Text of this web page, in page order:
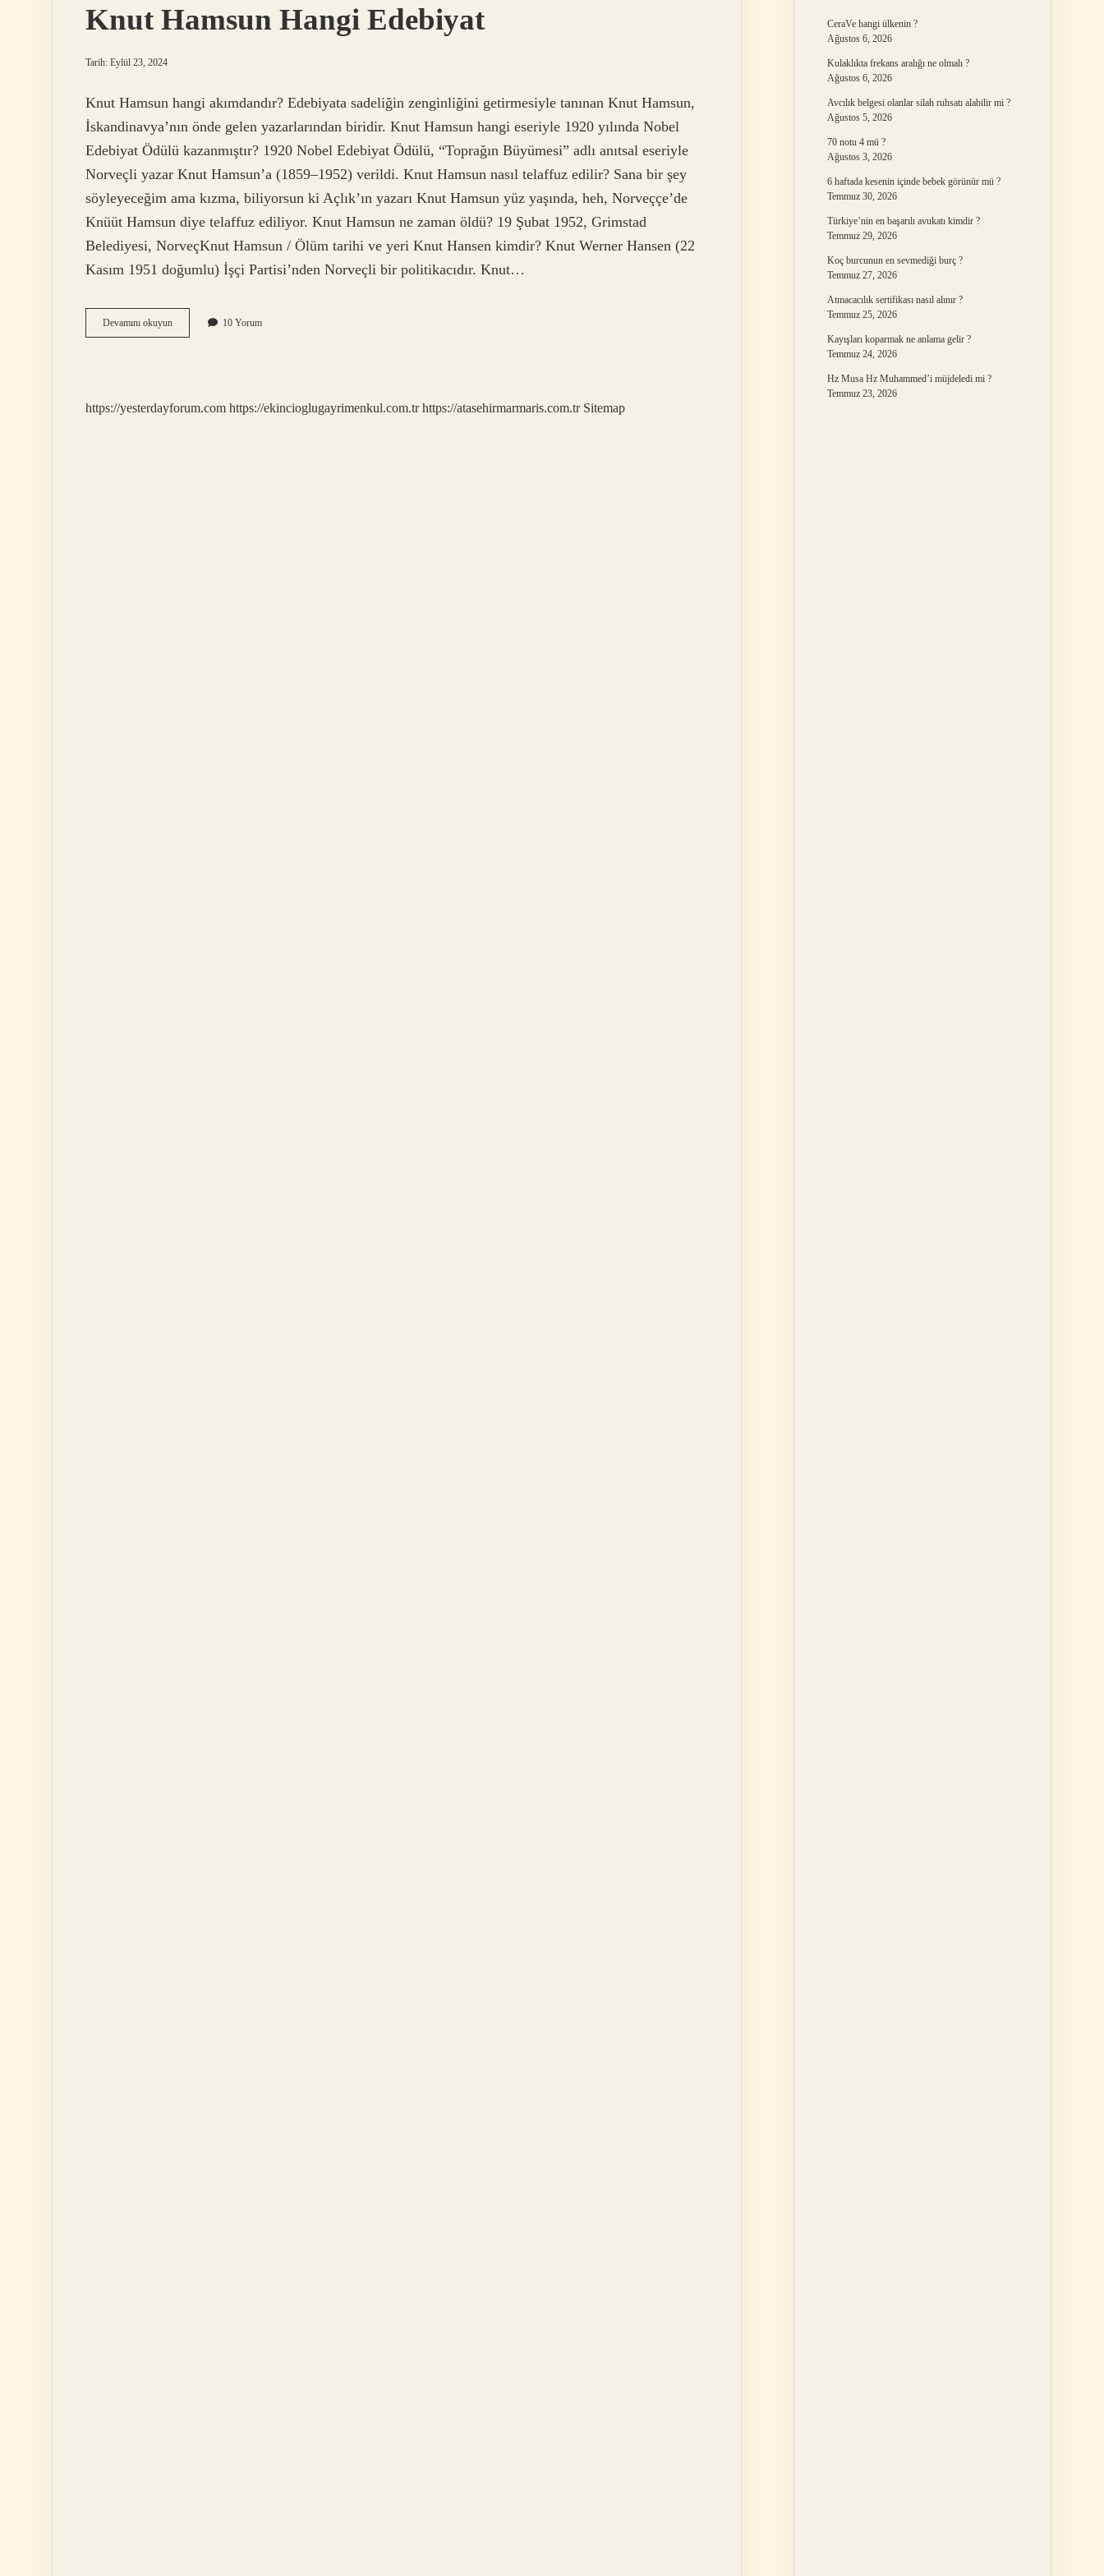
Knut Hamsun Hangi Edebiyat
Tarih: Eylül 23, 2024
Knut Hamsun hangi akımdandır? Edebiyata sadeliğin zenginliğini getirmesiyle tanınan Knut Hamsun,
İskandinavya’nın önde gelen yazarlarından biridir. Knut Hamsun hangi eseriyle 1920 yılında Nobel
Edebiyat Ödülü kazanmıştır? 1920 Nobel Edebiyat Ödülü, “Toprağın Büyümesi” adlı anıtsal eseriyle
Norveçli yazar Knut Hamsun’a (1859–1952) verildi. Knut Hamsun nasıl telaffuz edilir? Sana bir şey
söyleyeceğim ama kızma, biliyorsun ki Açlık’ın yazarı Knut Hamsun yüz yaşında, heh, Norveççe’de
Knüüt Hamsun diye telaffuz ediliyor. Knut Hamsun ne zaman öldü? 19 Şubat 1952, Grimstad
Belediyesi, NorveçKnut Hamsun / Ölüm tarihi ve yeri Knut Hansen kimdir? Knut Werner Hansen (22
Kasım 1951 doğumlu) İşçi Partisi’nden Norveçli bir politikacıdır. Knut…
Devamını okuyunKnut
Hamsun
10 Yorum
https://yesterdayforum.com https://ekincioglugayrimenkul.com.tr https://atasehirmarmaris.com.tr Sitemap
CeraVe hangi ülkenin ?
Ağustos 6, 2026
Kulaklıkta frekans aralığı ne olmalı ?
Ağustos 6, 2026
Avcılık belgesi olanlar silah ruhsatı alabilir mi ?
Ağustos 5, 2026
70 notu 4 mü ?
Ağustos 3, 2026
6 haftada kesenin içinde bebek görünür mü ?
Temmuz 30, 2026
Türkiye’nin en başarılı avukatı kimdir ?
Temmuz 29, 2026
Koç burcunun en sevmediği burç ?
Temmuz 27, 2026
Atmacacılık sertifikası nasıl alınır ?
Temmuz 25, 2026
Kayışları koparmak ne anlama gelir ?
Temmuz 24, 2026
Hz Musa Hz Muhammed’i müjdeledi mi ?
Temmuz 23, 2026